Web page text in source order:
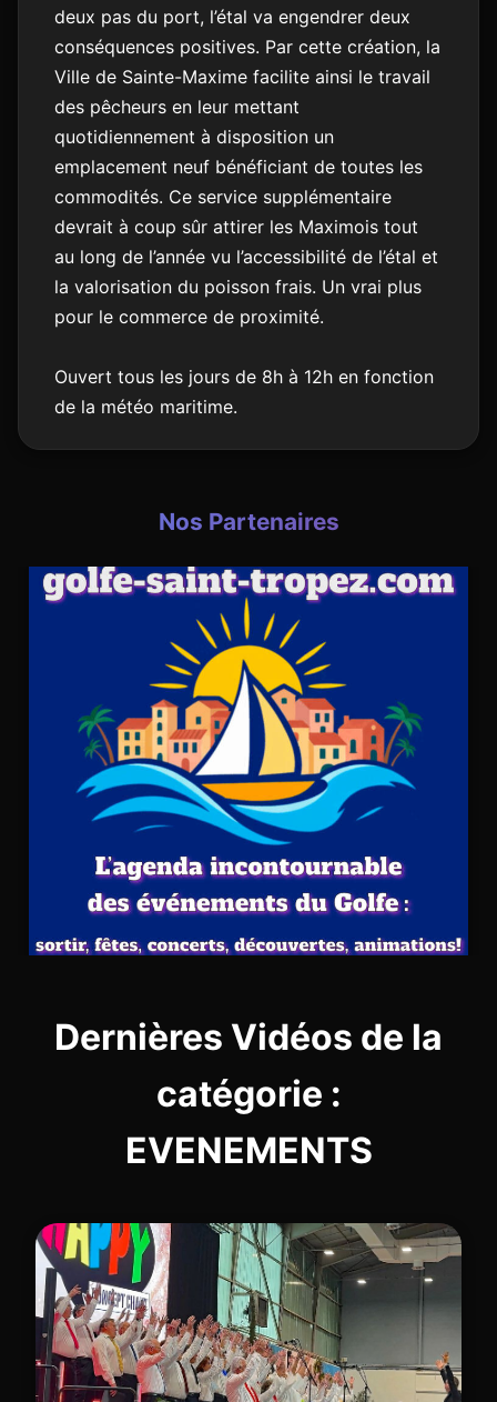
deux pas du port, l’étal va engendrer deux
conséquences positives. Par cette création, la
Ville de Sainte-Maxime facilite ainsi le travail
des pêcheurs en leur mettant
quotidiennement à disposition un
emplacement neuf bénéficiant de toutes les
commodités. Ce service supplémentaire
devrait à coup sûr attirer les Maximois tout
au long de l’année vu l’accessibilité de l’étal et
la valorisation du poisson frais. Un vrai plus
pour le commerce de proximité.
Ouvert tous les jours de 8h à 12h en fonction
de la météo maritime.
Nos Partenaires
Dernières Vidéos de la
catégorie :
EVENEMENTS